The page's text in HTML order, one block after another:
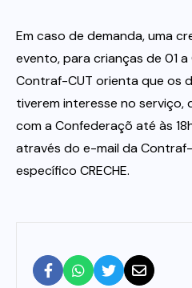
Em caso de demanda, uma
evento, para crianças de 01
Contraf-CUT orienta que os
tiverem interesse no
com a Confederaçõ até às
através do e-mail da
específico CRECHE.